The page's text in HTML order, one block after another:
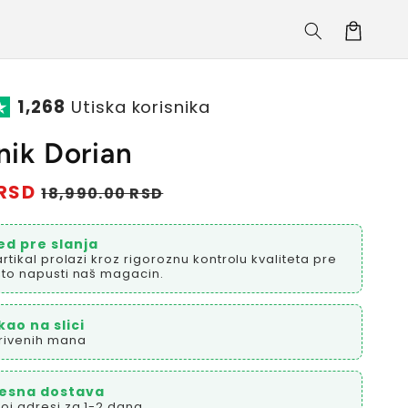
Korpa
1,268 Utiska korisnika
Dorian
Prodajna
cena
18,990.00 RSD
pre slanja
prolazi kroz rigoroznu kontrolu kvaliteta pre
napusti naš magacin.
na slici
mana
dostava